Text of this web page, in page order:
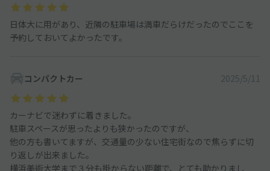
日体大に用があり、近隣の駐車場は満車だらけだったのでここを
予約しておいてよかったです。
コンパクトカー 2025/5/11
カーナビで迷わずに着きました。
駐車スペースが思ったよりも狭かったのですが、
他の方も書いてますが、交通量の少ない住宅街なので焦らずに切
り返しが出来ました。
横浜美術大学まで３分も掛からない距離で、とても助かりまし